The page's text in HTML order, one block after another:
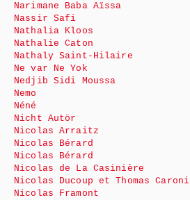
Narimane Baba Aïssa
Nassir Safi
Nathalia Kloos
Nathalie Caton
Nathaly Saint-Hilaire
Ne var Ne Yok
Nedjib Sidi Moussa
Nemo
Néné
Nicht Autör
Nicolas Arraitz
Nicolas Bérard
Nicolas Bérard
Nicolas de La Casinière
Nicolas Ducoup et Thomas Caroni
Nicolas Framont